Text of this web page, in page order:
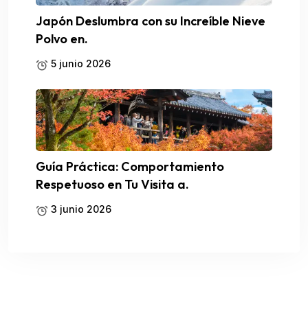
Japón Deslumbra con su Increíble Nieve
Polvo en.
5 junio 2026
Guía Práctica: Comportamiento
Respetuoso en Tu Visita a.
3 junio 2026